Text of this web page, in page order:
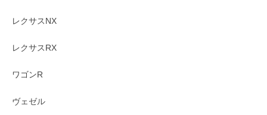
レクサスNX
レクサスRX
ワゴンR
ヴェゼル